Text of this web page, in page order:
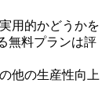
用的かどうかを
無料プランは評
他の生産性向上